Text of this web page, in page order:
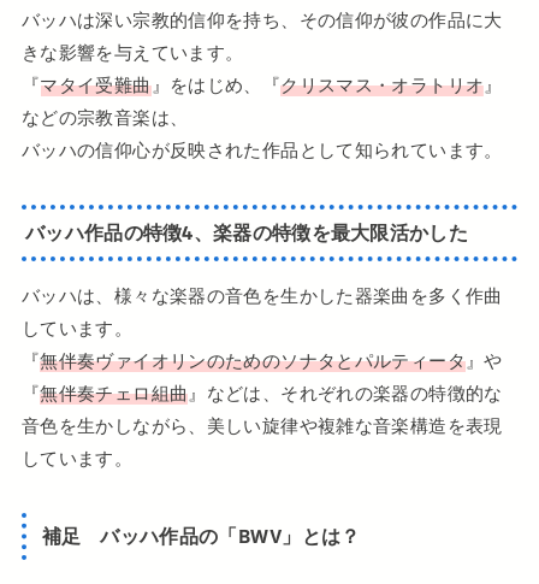
バッハは深い宗教的信仰を持ち、その信仰が彼の作品に大
きな影響を与えています。
『マタイ受難曲』をはじめ、『クリスマス・オラトリオ』
などの宗教音楽は、
バッハの信仰心が反映された作品として知られています。
バッハ作品の特徴4、楽器の特徴を最大限活かした
バッハは、様々な楽器の音色を生かした器楽曲を多く作曲
しています。
『無伴奏ヴァイオリンのためのソナタとパルティータ』や
『無伴奏チェロ組曲』などは、それぞれの楽器の特徴的な
音色を生かしながら、美しい旋律や複雑な音楽構造を表現
しています。
補足 バッハ作品の「BWV」とは？